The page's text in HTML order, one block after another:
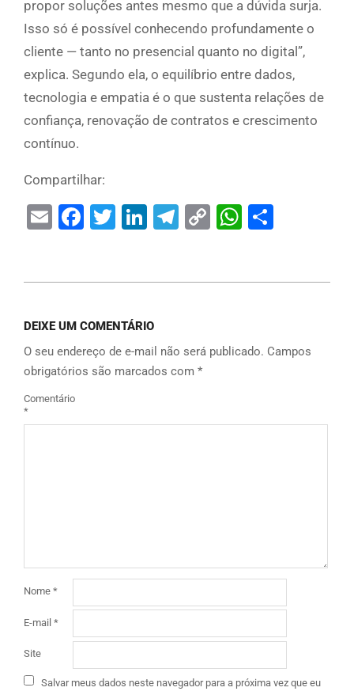
propor soluções antes mesmo que a dúvida surja.
Isso só é possível conhecendo profundamente o
cliente — tanto no presencial quanto no digital”,
explica. Segundo ela, o equilíbrio entre dados,
tecnologia e empatia é o que sustenta relações de
confiança, renovação de contratos e crescimento
contínuo.
Compartilhar:
EmailFacebook
Twitter
LinkedIn
Telegram
Copy
DEIXE UM COMENTÁRIO
O seu endereço de e-mail não será publicado. Campos
obrigatórios são marcados com *
Comentário
*
Nome *
E-mail *
Site
Salvar meus dados neste navegador para a próxima vez que eu